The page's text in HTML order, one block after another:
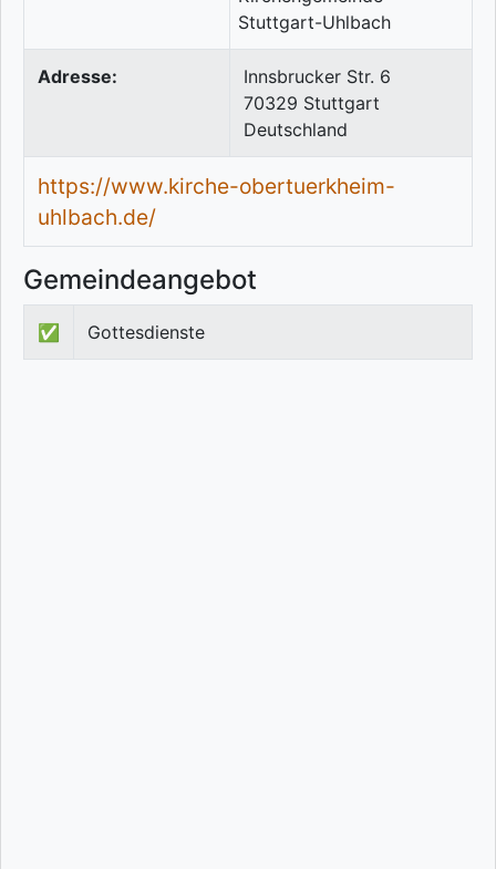
Adresse:
Innsbrucker Str. 6
70329 Stuttgart
Deutschland
https://www.kirche-obertuerkheim-
uhlbach.de/
Gemeindeangebot
✅ Gottesdienste